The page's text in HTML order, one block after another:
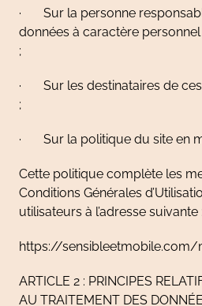
· Sur la personne
données à caractère
;
· Sur les destinataires de
;
· Sur la politique du site en
Cette politique complète les
Conditions Générales
utilisateurs à l’adresse suivante :
https://
ARTICLE 2 : PRINCIPES
AU TRAITEMENT DES